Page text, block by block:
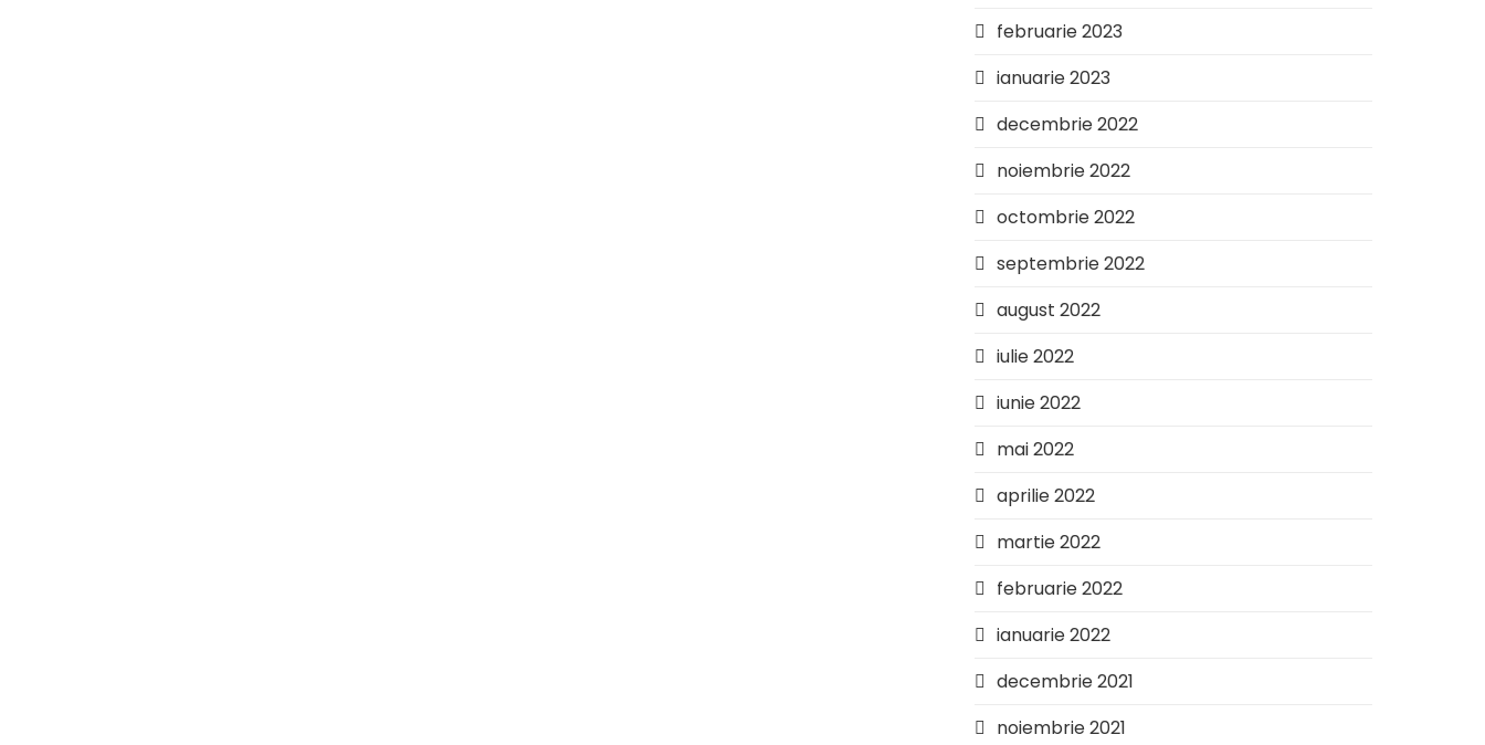
februarie 2023
ianuarie 2023
decembrie 2022
noiembrie 2022
octombrie 2022
septembrie 2022
august 2022
iulie 2022
iunie 2022
mai 2022
aprilie 2022
martie 2022
februarie 2022
ianuarie 2022
decembrie 2021
noiembrie 2021